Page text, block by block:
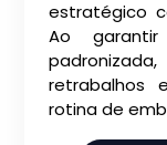
estratégico
Ao
retrabalhos
rotina de